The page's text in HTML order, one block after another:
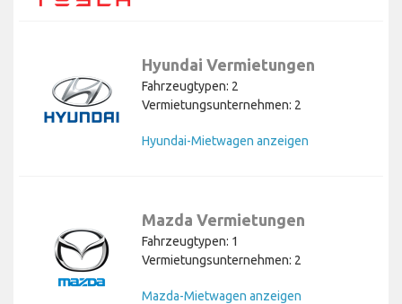
Hyundai Vermietungen
Fahrzeugtypen: 2
Vermietungsunternehmen: 2
Hyundai-Mietwagen anzeigen
Mazda Vermietungen
Fahrzeugtypen: 1
Vermietungsunternehmen: 2
Mazda-Mietwagen anzeigen